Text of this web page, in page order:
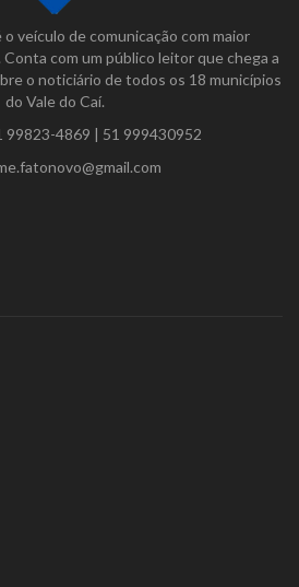
veículo de comunicação com maior
Conta com um público leitor que chega a
o noticiário de todos os 18 municípios
do Vale do Caí.
99823-4869 | 51 999430952